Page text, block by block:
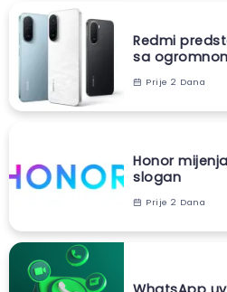
Redmi
sa
Prije 2 Dana
Honor
slogan
Prije 2 Dana